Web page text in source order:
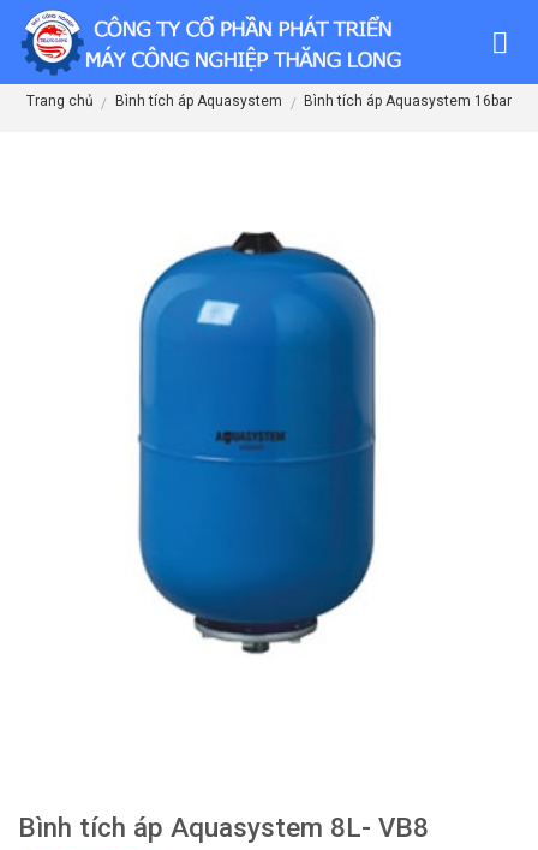
Skip
content
Trang chủ / Bình tích áp Aquasystem / Bình tích áp Aquasystem 16bar
Bình tích áp Aquasystem 8L- VB8